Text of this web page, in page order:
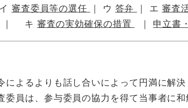
審査委員等の選任 ｜ ウ 答弁 ｜ エ 審査
｜ キ 審査の実効確保の措置 申立書
よるよりも話し合いによって円満に解
委員は、参与委員の協力を得て当事者に